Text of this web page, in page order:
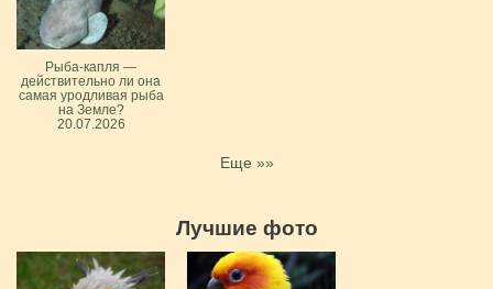
Рыба-капля —
действительно ли она
самая уродливая рыба
на Земле?
20.07.2026
Еще »»
Лучшие фото